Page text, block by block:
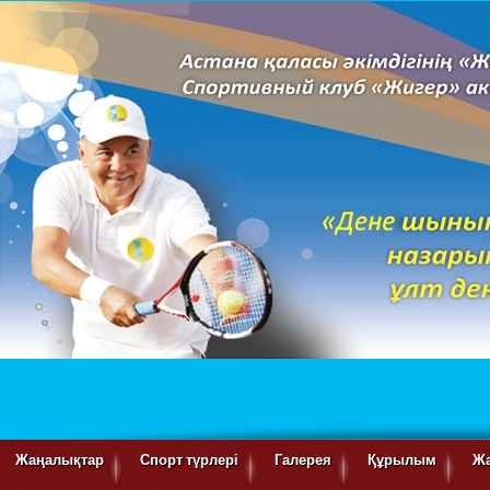
Жаңалықтар Спорт түрлері Галерея Құрылым